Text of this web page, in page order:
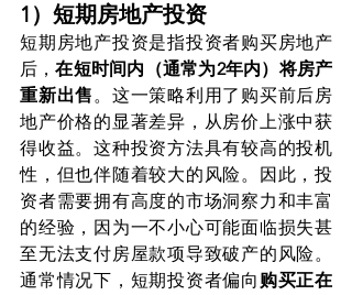
1）短期房地产投资
短期房地产投资是指投资者购买房地产
后，在短时间内（通常为2年内）将房产
重新出售。这一策略利用了购买前后房
地产价格的显著差异，从房价上涨中获
得收益。这种投资方法具有较高的投机
性，但也伴随着较大的风险。因此，投
资者需要拥有高度的市场洞察力和丰富
的经验，因为一不小心可能面临损失甚
至无法支付房屋款项导致破产的风险。
通常情况下，短期投资者偏向 购买正在